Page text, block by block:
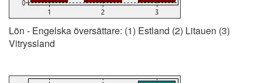
Lön - Engelska översättare: (1) Estland (2) Litauen (3)
Vitryssland